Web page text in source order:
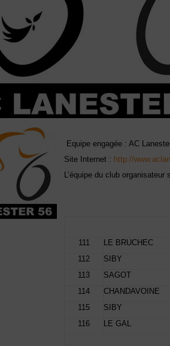
Equipe engagée : AC
Site Internet : http://
L’équipe du club organisateur
111 LE BRUCHEC
112
SIBY
113
SAGOT
114
CHANDAVOINE
115
SIBY
116
LE GAL